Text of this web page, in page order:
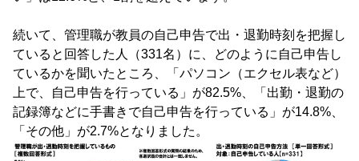
続いて、管理職が教員の自己申告で出・退勤時刻を把握し
ていると回答した人（331名）に、どのように自己申告し
ているかを聞いたところ、「パソコン（エクセル表など）
上で、自己申告を行っている」が82.5%、「出勤・退勤の
記録簿などに手書きで自己申告を行っている」が14.8%、
「その他」が2.7%となりました。